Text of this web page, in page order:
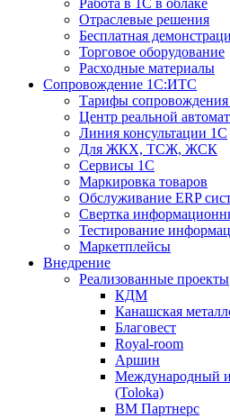
Отраслевые решения
Бесплатная
Торговое оборудование
Расходные материалы
Сопровождение 1С:ИТС
Тарифы
Центр реальной
Линия консультации 1С
Для ЖКХ, ТСЖ, ЖСК
Сервисы 1С
Маркировка товаров
Обслуживание ERP
Свертка
Тестирование
Маркетплейсы
Внедрение
Реализованные проекты
КДМ
Канашская
Благовест
Royal-room
Аршин
Международный
(Toloka)
ВМ Партнерс